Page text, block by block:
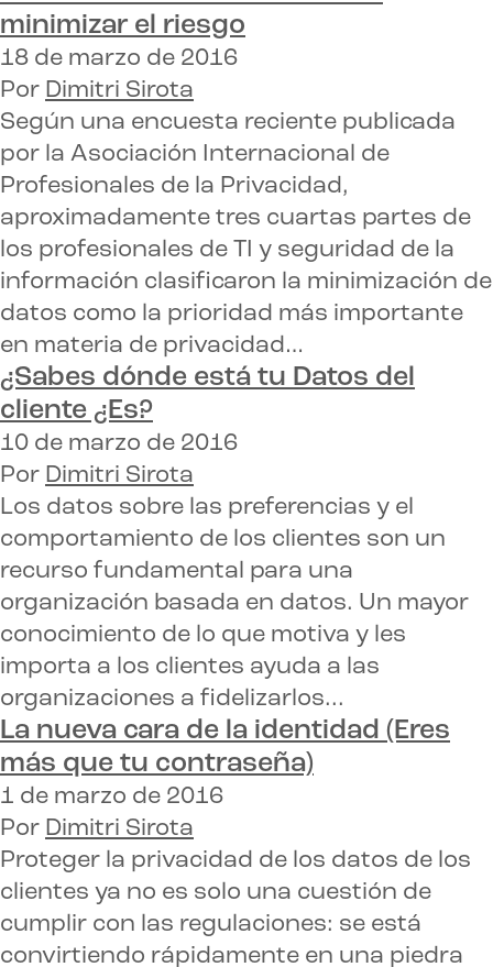
minimizar el riesgo
18 de marzo de 2016
Por Dimitri Sirota
Según una encuesta reciente publicada
por la Asociación Internacional de
Profesionales de la Privacidad,
aproximadamente tres cuartas partes de
los profesionales de TI y seguridad de la
información clasificaron la minimización de
datos como la prioridad más importante
en materia de privacidad…
¿Sabes dónde está tu Datos del
cliente ¿Es?
10 de marzo de 2016
Por Dimitri Sirota
Los datos sobre las preferencias y el
comportamiento de los clientes son un
recurso fundamental para una
organización basada en datos. Un mayor
conocimiento de lo que motiva y les
importa a los clientes ayuda a las
organizaciones a fidelizarlos...
La nueva cara de la identidad (Eres
más que tu contraseña)
1 de marzo de 2016
Por Dimitri Sirota
Proteger la privacidad de los datos de los
clientes ya no es solo una cuestión de
cumplir con las regulaciones: se está
convirtiendo rápidamente en una piedra